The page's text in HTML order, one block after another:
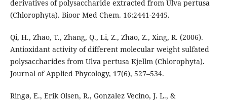
derivatives of polysaccharide extracted from Ulva pertusa
(Chlorophyta). Bioor Med Chem. 16:2441-2445.
Qi, H., Zhao, T., Zhang, Q., Li, Z., Zhao, Z., Xing, R. (2006).
Antioxidant activity of different molecular weight sulfated
polysaccharides from Ulva pertusa Kjellm (Chlorophyta).
Journal of Applied Phycology, 17(6), 527–534.
Ringø, E., Erik Olsen, R., Gonzalez Vecino, J. L., &